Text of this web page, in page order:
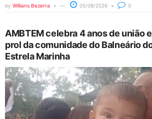
by Willians Bezerra 05/08/2026 0
AMBTEM celebra 4 anos de união
prol da comunidade do Balneário
Estrela Marinha